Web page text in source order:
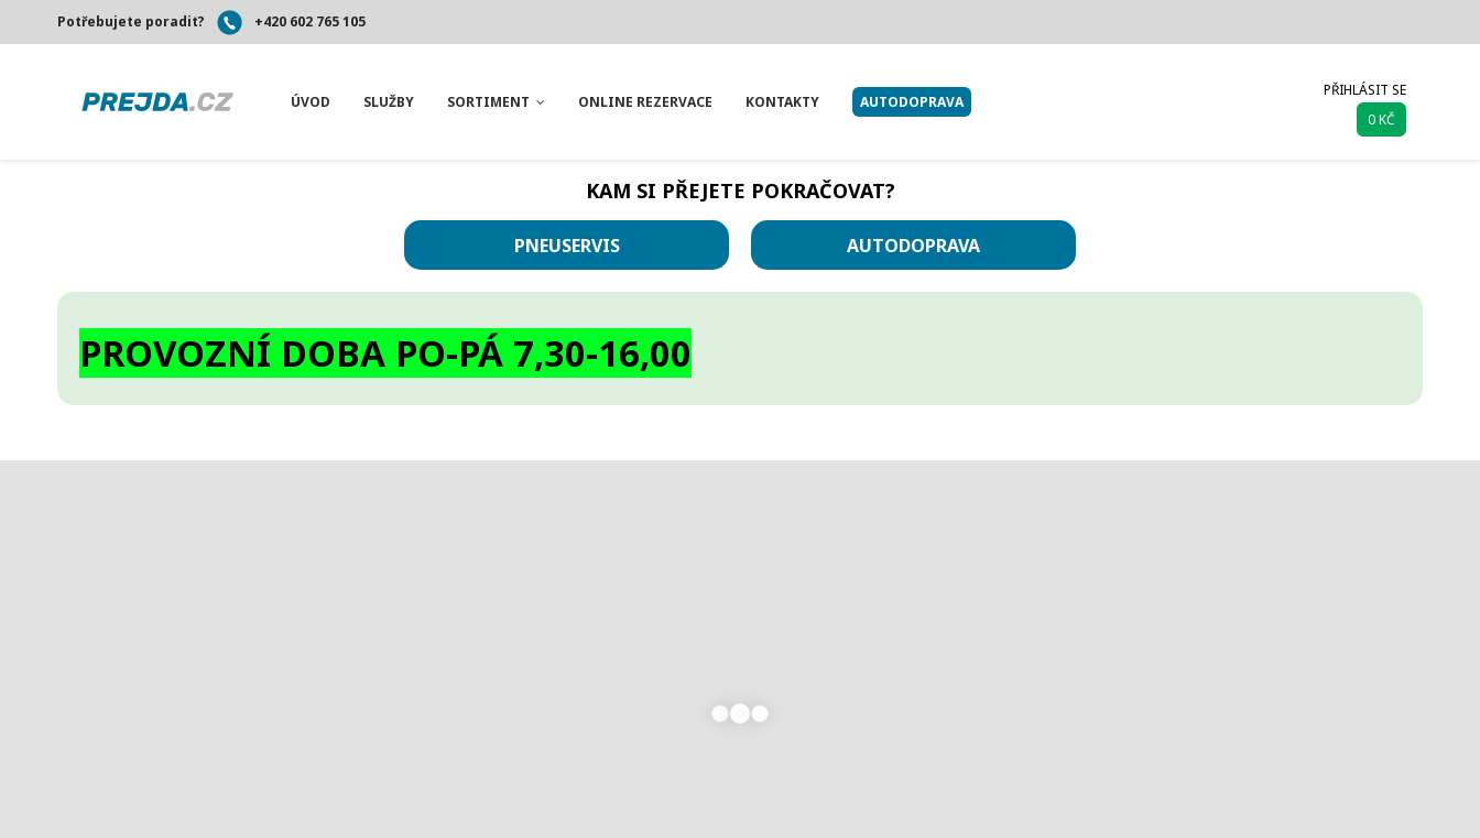
Potřebujete poradit? +420 602 765 105
ÚVOD SLUŽBY SORTIMENT ONLINE REZERVACE KONTAKTY AUTODOPRAVA
PŘIHLÁSIT SE
0 KČ
KAM SI PŘEJETE POKRAČOVAT?
PNEUSERVIS AUTODOPRAVA
PROVOZNÍ DOBA PO-PÁ 7,30-16,00